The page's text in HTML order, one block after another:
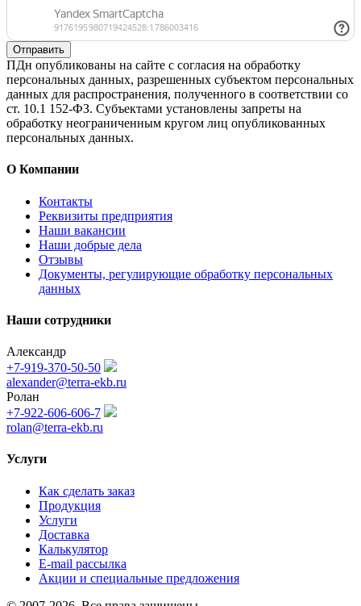
Отправить
ПДн опубликованы на сайте с согласия на обработку
персональных данных, разрешенных субъектом персональных
данных для распространения, полученного в соответствии со
ст. 10.1 152-ФЗ. Субъектами установлены запреты на
обработку неограниченным кругом лиц опубликованных
персональных данных.
О Компании
Контакты
Реквизиты предприятия
Наши вакансии
Наши добрые дела
Отзывы
Документы, регулирующие обработку персональных
данных
Наши сотрудники
Александр
+7-919-370-50-50
alexander@terra-ekb.ru
Ролан
+7-922-606-606-7
rolan@terra-ekb.ru
Услуги
Как сделать заказ
Продукция
Услуги
Доставка
Калькулятор
E-mail рассылка
Акции и специальные предложения